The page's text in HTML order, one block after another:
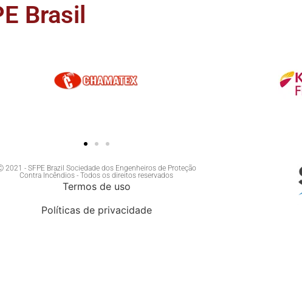
Brasil
2021 - SFPE Brazil Sociedade dos Engenheiros de Proteção
Contra Incêndios - Todos os direitos reservados
Termos de uso
Políticas de privacidade